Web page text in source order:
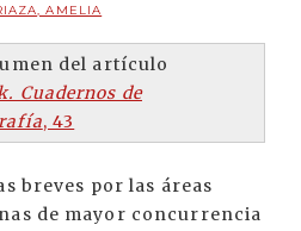
AMELIA
del artículo
Cuadernos de
, 43
breves por las áreas
de mayor concurrencia